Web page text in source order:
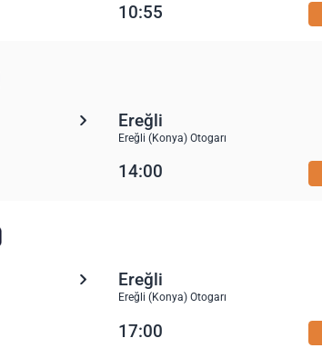
10:55
Ereğli
Ereğli (Konya) Otogarı
14:00
Ereğli
Ereğli (Konya) Otogarı
17:00